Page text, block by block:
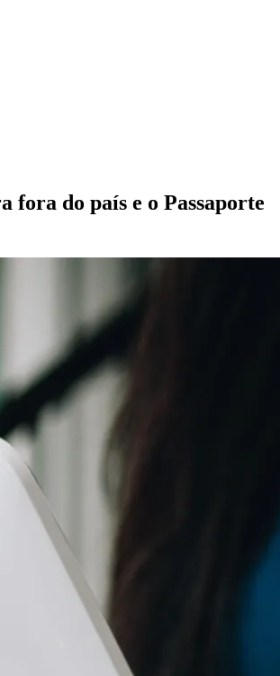
fora do país e o Passaporte